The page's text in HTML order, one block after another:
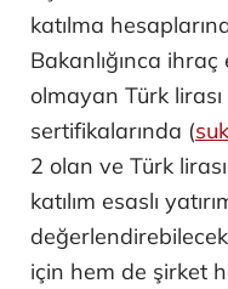
katılma
Bakanlığınca
olmayan Türk
sertifikalarında (
2 olan ve Türk
katılım esaslı
için hem de şirket